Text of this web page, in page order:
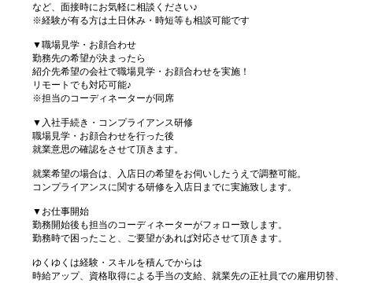
など、面接時にお気軽に相談ください♪
※経験が有る方は土日休み・時短等も相談可能です
▼職場見学・お顔合わせ
勤務先の希望が決まったら
紹介先希望の会社で職場見学・お顔合わせを実施！
リモートでも対応可能♪
※担当のコーディネーターが同席
▼入社手続き・コンプライアンス研修
職場見学・お顔合わせを行った後
就業意思の確認をさせて頂きます。
就業希望の場合は、入店日の希望をお伺いしたうえで調整可能。
コンプライアンスに関する研修を入店日までに実施致します。
▼お仕事開始
勤務開始後も担当のコーディネーターがフォロー致します。
勤務時で困ったこと、ご要望があれば対応させて頂きます。
ゆくゆくは経験・スキルを積んでからは
時給アップ、資格取得による手当の支給、就業先の正社員での雇用切替、